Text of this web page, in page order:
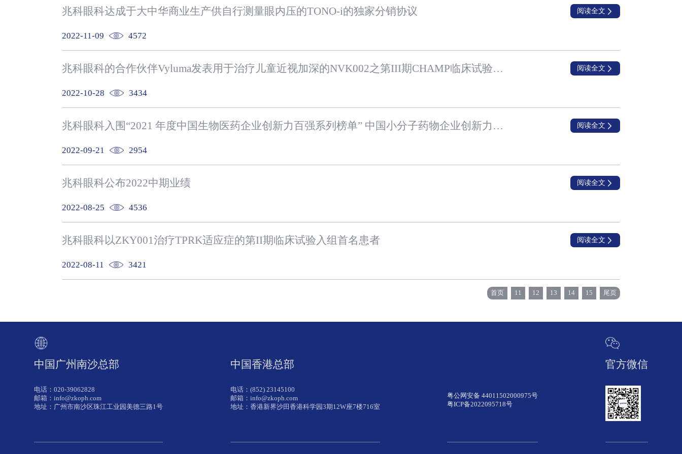
兆科眼科达成于大中华商业生产供自行测量眼内压的TONO-i的独家分销协议 阅读全文
2022-11-09 4572
兆科眼科的合作伙伴Vyluma发表用于治疗儿童近视加深的NVK002之第III期CHAMP临床试验的正面研究结果 阅读全文
2022-10-28 3434
兆科眼科入围“2021 年度中国生物医药企业创新力百强系列榜单” 中国小分子药物企业创新力TOP30 排行榜 阅读全文
2022-09-21 2954
兆科眼科公布2022中期业绩 阅读全文
2022-08-25 4536
兆科眼科以ZKY001治疗TPRK适应症的第II期临床试验入组首名患者 阅读全文
2022-08-11 3421
首页 11 12 13 14 15 尾页
中国广州南沙总部
电话：020-39062828
邮箱：info@zkoph.com
地址：广州市南沙区珠江工业园美德三路1号
中国香港总部
电话：(852) 23145100
邮箱：info@zkoph.com
地址：香港新界沙田香港科学园3期12W座7楼716室
粤公网安备 44011502000975号
粤ICP备2022095718号
官方微信